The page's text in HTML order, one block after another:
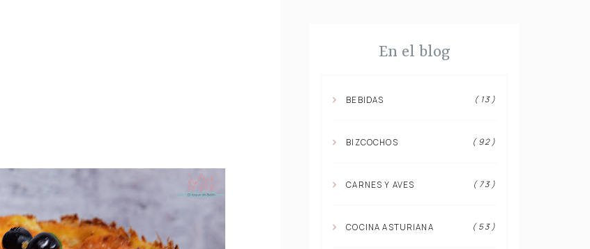
En el blog
BEBIDAS ( 13 )
BIZCOCHOS ( 92 )
CARNES Y AVES ( 73 )
COCINA ASTURIANA ( 53 )